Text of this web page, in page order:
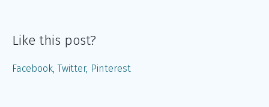
Like this post?
Facebook Twitter Pinterest